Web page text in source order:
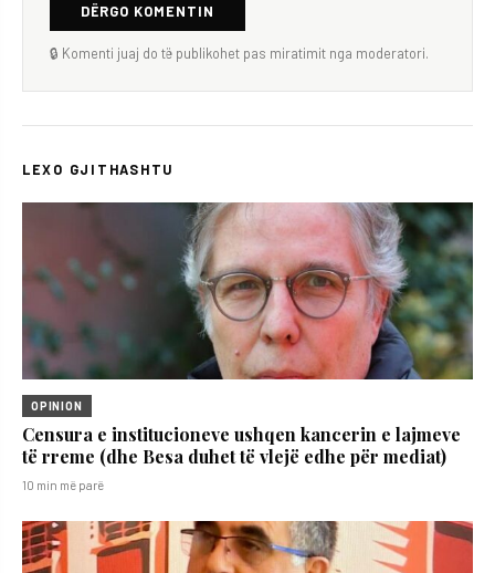
DËRGO KOMENTIN
🔒 Komenti juaj do të publikohet pas miratimit nga moderatori.
LEXO GJITHASHTU
OPINION
Censura e institucioneve ushqen kancerin e lajmeve
të rreme (dhe Besa duhet të vlejë edhe për mediat)
10 min më parë